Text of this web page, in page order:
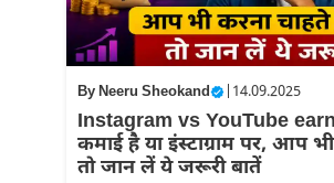
ByNeeru Sheokand | 14.09.2025
Instagram vs YouTube
कमाई है या इंस्टाग्राम पर, आप
तो जान लें ये जरूरी बातें